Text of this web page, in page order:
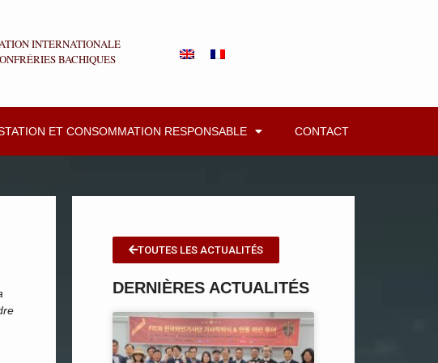
INTERNATIONALE
BACHIQUES
ET CONSOMMATION RESPONSABLE CONTACT
TOUTES LES ACTUALITÉS
DERNIÈRES ACTUALITÉS